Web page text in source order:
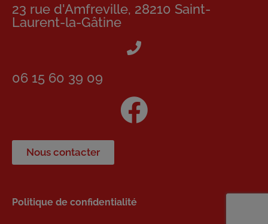
23 rue d'Amfreville, 28210 Saint-
Laurent-la-Gâtine
06 15 60 39 09
Nous contacter
Politique de confidentialité